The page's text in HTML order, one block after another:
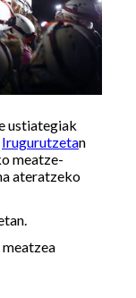
ustiategiak
Irugurutzetan
meatze-
ateratzeko